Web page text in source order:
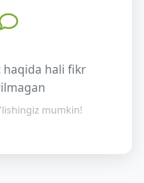
haqida hali fikr
mumkin!